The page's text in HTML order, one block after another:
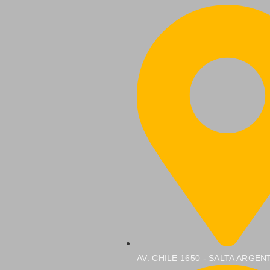
AV. CHILE 1650 - SALTA